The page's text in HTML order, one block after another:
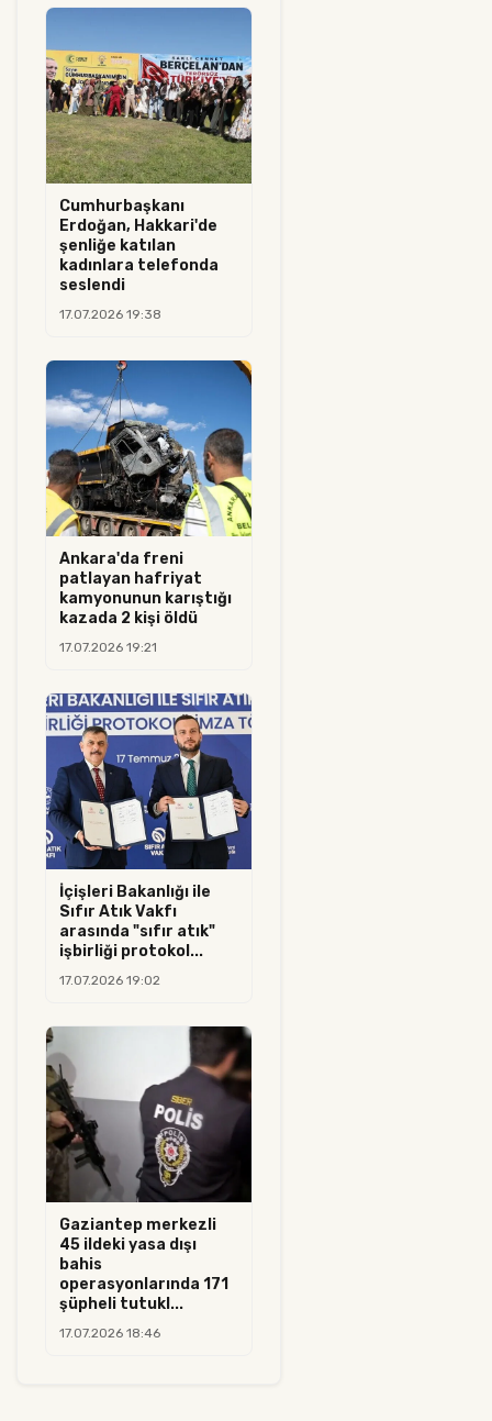
Cumhurbaşkanı
Erdoğan, Hakkari'de
şenliğe katılan
kadınlara telefonda
seslendi
17.07.2026 19:38
Ankara'da freni
patlayan hafriyat
kamyonunun karıştığı
kazada 2 kişi öldü
17.07.2026 19:21
İçişleri Bakanlığı ile
Sıfır Atık Vakfı
arasında "sıfır atık"
işbirliği protokol...
17.07.2026 19:02
Gaziantep merkezli
45 ildeki yasa dışı
bahis
operasyonlarında 171
şüpheli tutukl...
17.07.2026 18:46